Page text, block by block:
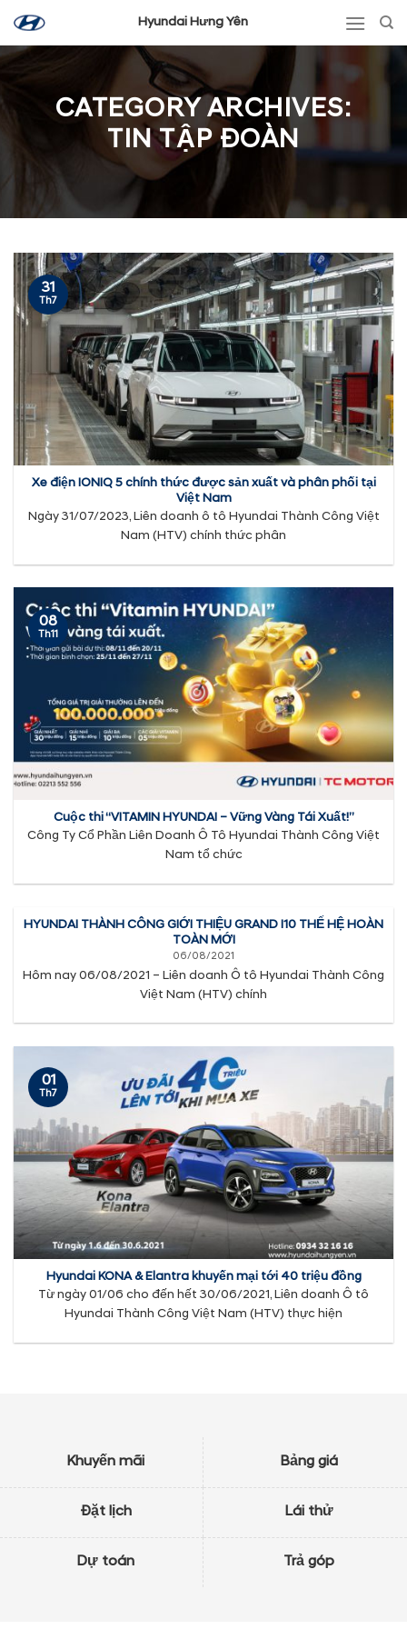
content
Hyundai Hưng Yên
CATEGORY ARCHIVES:
TIN TẬP ĐOÀN
Xe điện IONIQ 5 chính thức được sản xuất và phân phối tại
Việt Nam
Ngày 31/07/2023, Liên doanh ô tô Hyundai Thành Công Việt
Nam (HTV) chính thức phân
31
Th7
Cuộc thi “VITAMIN HYUNDAI – Vững Vàng Tái Xuất!”
Công Ty Cổ Phần Liên Doanh Ô Tô Hyundai Thành Công Việt
Nam tổ chức
08
Th11
HYUNDAI THÀNH CÔNG GIỚI THIỆU GRAND I10 THẾ HỆ HOÀN
TOÀN MỚI
06/08/2021
Hôm nay 06/08/2021 – Liên doanh Ô tô Hyundai Thành Công
Việt Nam (HTV) chính
Hyundai KONA & Elantra khuyến mại tới 40 triệu đồng
Từ ngày 01/06 cho đến hết 30/06/2021, Liên doanh Ô tô
Hyundai Thành Công Việt Nam (HTV) thực hiện
01
Th7
Khuyến mãi Bảng giá
Đặt lịch Lái thử
Dự toán Trả góp